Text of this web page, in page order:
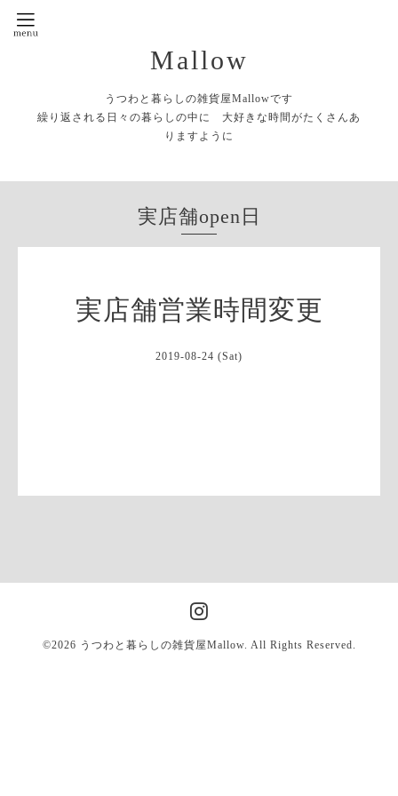
Mallow
うつわと暮らしの雑貨屋Mallowです
繰り返される日々の暮らしの中に 大好きな時間がたくさんあ
りますように
実店舗open日
実店舗営業時間変更
2019-08-24 (Sat)
©2026 うつわと暮らしの雑貨屋Mallow. All Rights Reserved.